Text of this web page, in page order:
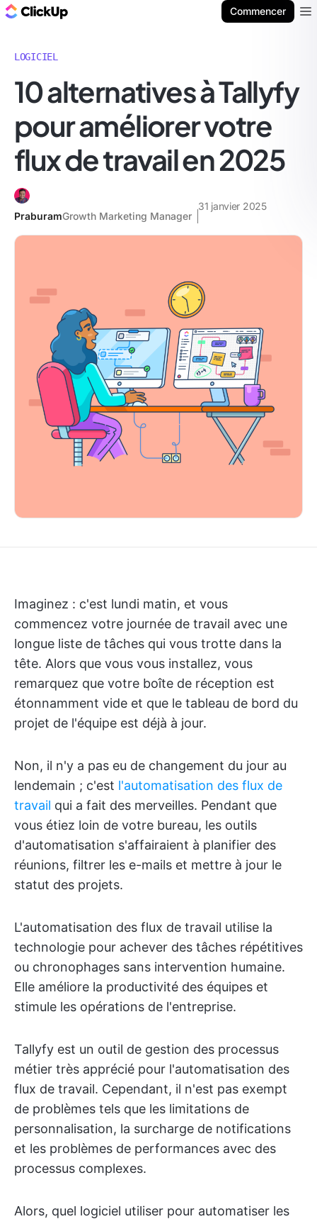
Commencer
LOGICIEL
10 alternatives à Tallyfy
pour améliorer votre
flux de travail en 2025
PraburamGrowth Marketing Manager
31 janvier 2025
Imaginez : c'est lundi matin, et vous
commencez votre journée de travail avec une
longue liste de tâches qui vous trotte dans la
tête. Alors que vous vous installez, vous
remarquez que votre boîte de réception est
étonnamment vide et que le tableau de bord du
projet de l'équipe est déjà à jour.
Non, il n'y a pas eu de changement du jour au
lendemain ; c'est l'automatisation des flux de
travail qui a fait des merveilles. Pendant que
vous étiez loin de votre bureau, les outils
d'automatisation s'affairaient à planifier des
réunions, filtrer les e-mails et mettre à jour le
statut des projets.
L'automatisation des flux de travail utilise la
technologie pour achever des tâches répétitives
ou chronophages sans intervention humaine.
Elle améliore la productivité des équipes et
stimule les opérations de l'entreprise.
Tallyfy est un outil de gestion des processus
métier très apprécié pour l'automatisation des
flux de travail. Cependant, il n'est pas exempt
de problèmes tels que les limitations de
personnalisation, la surcharge de notifications
et les problèmes de performances avec des
processus complexes.
Alors, quel logiciel utiliser pour automatiser les